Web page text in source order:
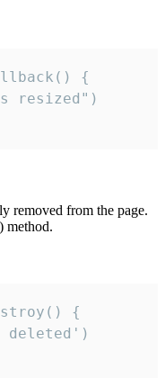
{
resized")
removed from the page.
method.
{
deleted')